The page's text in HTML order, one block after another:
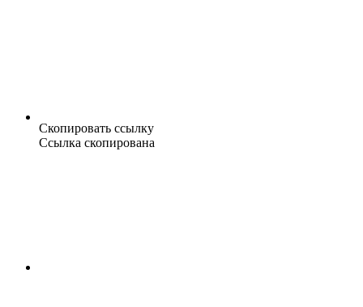
Скопировать ссылку
Ссылка скопирована